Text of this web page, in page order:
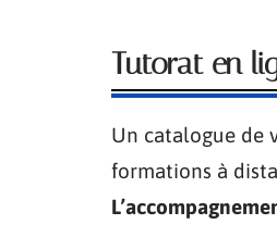
Tutorat en
Un catalogue de
formations à